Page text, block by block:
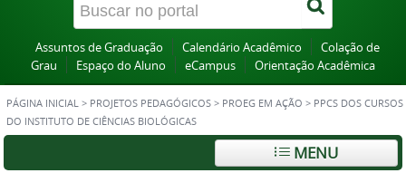
Assuntos de Graduação Calendário Acadêmico
Colação de
Grau
Espaço do Aluno eCampus Orientação Acadêmica
PÁGINA INICIAL > PROJETOS PEDAGÓGICOS > PROEG EM AÇÃO > PPCS DOS CURSOS
DO INSTITUTO DE CIÊNCIAS BIOLÓGICAS
MENU